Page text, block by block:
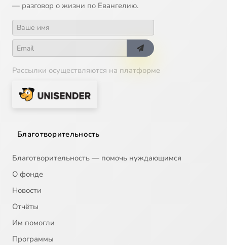
— разговор о жизни по Евангелию.
Рассылки осуществляются на платформе
Благотворительность
Благотворительность — помочь нуждающимся
О фонде
Новости
Отчёты
Им помогли
Программы